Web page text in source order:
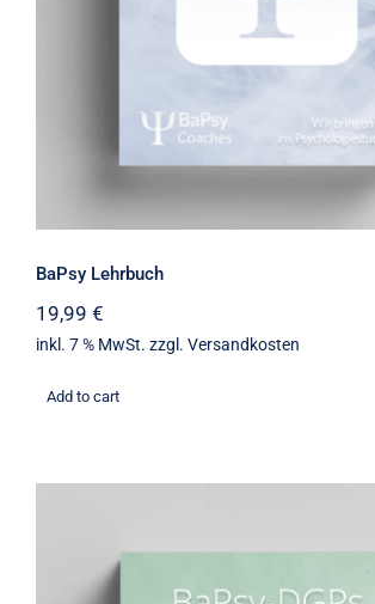
BaPsy Lehrbuch
19,99 €
inkl. 7 % MwSt. zzgl. Versandkosten
Add to cart